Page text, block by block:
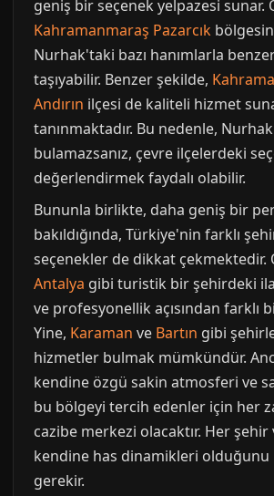
geniş bir seçenek yelpazesi sunar.
Kahramanmaraş Pazarcık
Nurhak'taki bazı hanımlarla
taşıyabilir. Benzer şekilde,
Andırın ilçesi de kaliteli hizmet
tanınmaktadır. Bu nedenle,
bulamazsanız, çevre ilçelerdeki
değerlendirmek faydalı olabilir.
Bununla birlikte, daha geniş bir
bakıldığında, Türkiye'nin farklı
seçenekler de dikkat çekmektedir.
Antalya gibi turistik bir şehirdeki
ve profesyonellik açısından farklı
Yine, Karaman ve Bartın gibi
hizmetler bulmak mümkündür.
kendine özgü sakin atmosferi ve
bu bölgeyi tercih edenler için her
cazibe merkezi olacaktır. Her şehir
kendine has dinamikleri
gerekir.